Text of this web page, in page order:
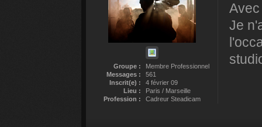
Groupe :
Membre Professionnel
Messages :
561
Inscrit(e) :
4 février 09
Lieu :
Paris / Marseille
Profession :
Cadreur Steadicam
Je